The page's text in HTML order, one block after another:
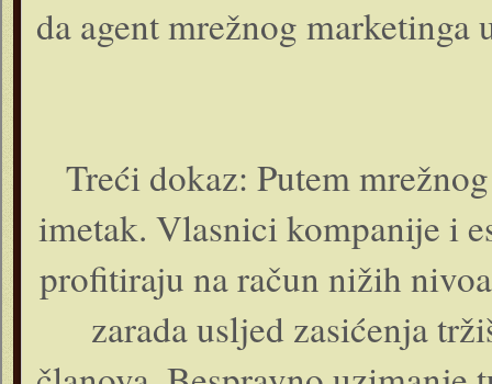
da agent mrežnog
Treći dokaz: Putem
imetak. Vlasnici kompanije i
profitiraju na račun nižih
zarada usljed zasićenja